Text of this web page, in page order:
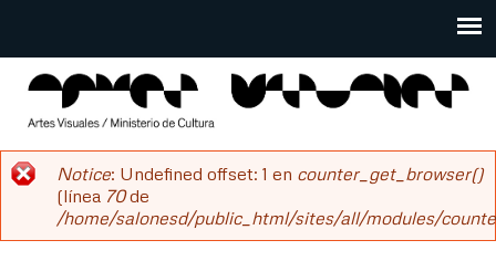
Main
menu
al
contenido
principal
salonesdeartistas
Mensaje
de
Notice: Undefined offset: 1 en counter_get_browser()
(línea 70de
/home/salonesd/public_html/sites/all/modules/